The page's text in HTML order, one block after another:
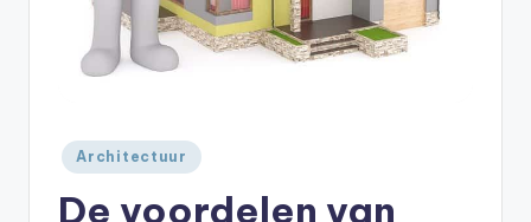
Geplaatst
in
Architectuur
De voordelen van